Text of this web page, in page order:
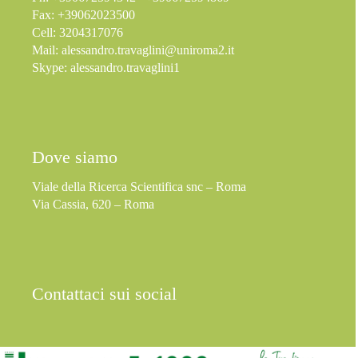
Fax: +39062023500
Cell: 3204317076
Mail: alessandro.travaglini@uniroma2.it
Skype: alessandro.travaglini1
Dove siamo
Viale della Ricerca Scientifica snc – Roma
Via Cassia, 620 – Roma
Contattaci sui social